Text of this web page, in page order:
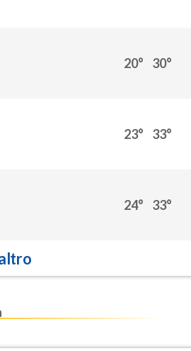
20° 30°
23° 33°
24° 33°